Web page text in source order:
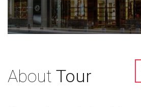
About Tour